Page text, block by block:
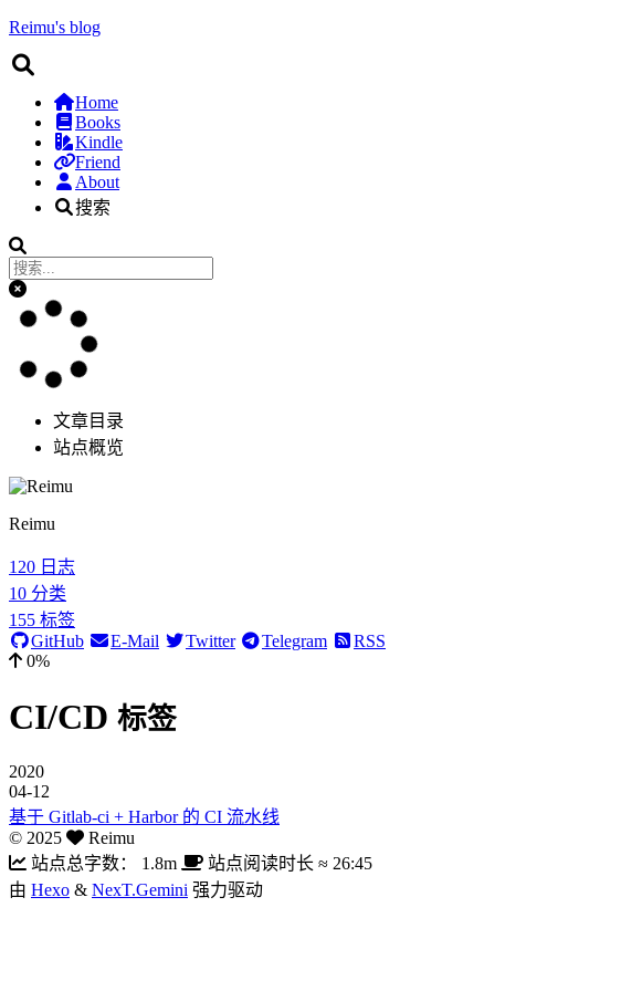
Reimu's blog
Home
Books
Kindle
Friend
About
搜索
文章目录
站点概览
Reimu
120 日志
10 分类
155 标签
GitHub
E-Mail Twitter Telegram
RSS
0%
CI/CD 标签
2020
04-12
基于 Gitlab-ci + Harbor 的 CI 流水线
© 2025
Reimu
站点总字数：
1.8m 站点阅读时长 ≈ 26:45
由 Hexo & NexT.Gemini 强力驱动